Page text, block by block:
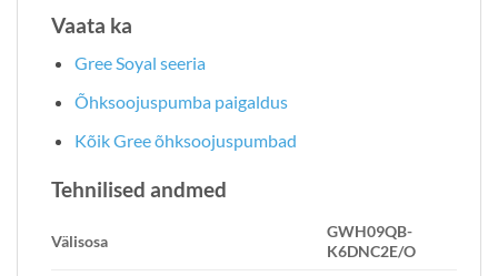
Vaata ka
Gree Soyal seeria
Õhksoojuspumba paigaldus
Kõik Gree õhksoojuspumbad
Tehnilised andmed
Välisosa
GWH09QB-
K6DNC2E/O